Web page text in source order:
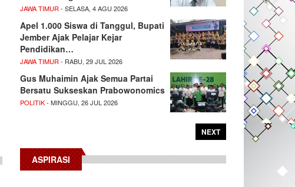
JAWA TIMUR - SELASA, 4 AGU 2026
Apel 1.000 Siswa di Tanggul, Bupati
Jember Ajak Pelajar Kejar
Pendidikan…
JAWA TIMUR - RABU, 29 JUL 2026
Gus Muhaimin Ajak Semua Partai
Bersatu Sukseskan Prabowonomics
POLITIK- MINGGU, 26 JUL 2026
NEXT
ASPIRASI